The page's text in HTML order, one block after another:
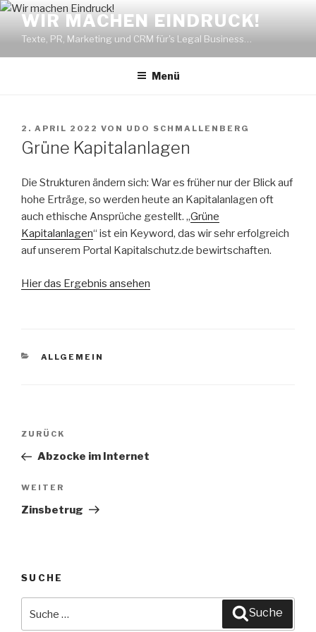
Zum
Inhalt
springen
WIR MACHEN EINDRUCK!
Texte, PR, Marketing und CRM für's Legal Business…
Menü
VERÖFFENTLICHT
AM
2. APRIL 2022 VON UDO SCHMALLENBERG
Grüne Kapitalanlagen
Die Strukturen ändern sich: War es früher nur der Blick auf
hohe Erträge, so werden heute an Kapitalanlagen oft
auch ethische Ansprüche gestellt. „Grüne
Kapitalanlagen“ ist ein Keyword, das wir sehr erfolgreich
auf unserem Portal Kapitalschutz.de bewirtschaften.
Hier das Ergebnis ansehen
KATEGORIEN
ALLGEMEIN
Beitragsnavigation
Vorheriger
Beitrag
ZURÜCK
Abzocke im Internet
Nächster
Beitrag
WEITER
Zinsbetrug
SUCHE
Suche